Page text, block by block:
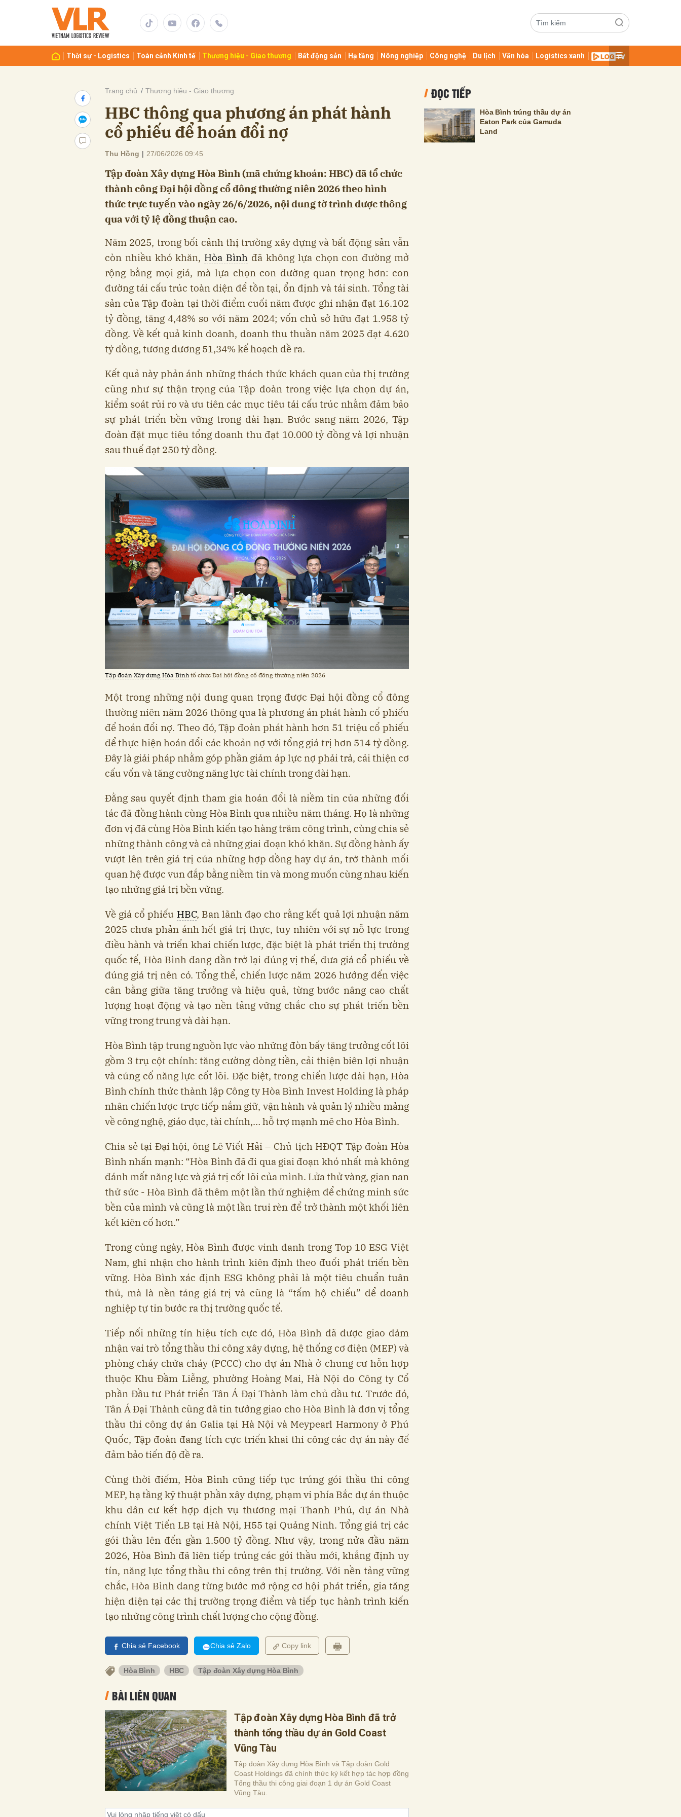
Thời sự - Logistics Toàn cảnh Kinh tế Thương hiệu - Giao thương Bất động sản Hạ tầng Nông nghiệp Công nghệ Du lịch Văn hóa Logistics xanh
Trang chủ Thương hiệu - Giao thương
HBC thông qua phương án phát hành
cổ phiếu để hoán đổi nợ
Thu Hồng | 27/06/2026 09:45
Tập đoàn Xây dựng Hòa Bình (mã chứng khoán: HBC) đã tổ chức
thành công Đại hội đồng cổ đông thường niên 2026 theo hình
thức trực tuyến vào ngày 26/6/2026, nội dung tờ trình được thông
qua với tỷ lệ đồng thuận cao.
Năm 2025, trong bối cảnh thị trường xây dựng và bất động sản vẫn
còn nhiều khó khăn, Hòa Bình đã không lựa chọn con đường mở
rộng bằng mọi giá, mà lựa chọn con đường quan trọng hơn: con
đường tái cấu trúc toàn diện để tồn tại, ổn định và tái sinh. Tổng tài
sản của Tập đoàn tại thời điểm cuối năm được ghi nhận đạt 16.102
tỷ đồng, tăng 4,48% so với năm 2024; vốn chủ sở hữu đạt 1.958 tỷ
đồng. Về kết quả kinh doanh, doanh thu thuần năm 2025 đạt 4.620
tỷ đồng, tương đương 51,34% kế hoạch đề ra.
Kết quả này phản ánh những thách thức khách quan của thị trường
cũng như sự thận trọng của Tập đoàn trong việc lựa chọn dự án,
kiểm soát rủi ro và ưu tiên các mục tiêu tái cấu trúc nhằm đảm bảo
sự phát triển bền vững trong dài hạn. Bước sang năm 2026, Tập
đoàn đặt mục tiêu tổng doanh thu đạt 10.000 tỷ đồng và lợi nhuận
sau thuế đạt 250 tỷ đồng.
Tập đoàn Xây dựng Hòa Bình tổ chức Đại hội đồng cổ đông thường niên 2026
Một trong những nội dung quan trọng được Đại hội đồng cổ đông
thường niên năm 2026 thông qua là phương án phát hành cổ phiếu
để hoán đổi nợ. Theo đó, Tập đoàn phát hành hơn 51 triệu cổ phiếu
để thực hiện hoán đổi các khoản nợ với tổng giá trị hơn 514 tỷ đồng.
Đây là giải pháp nhằm góp phần giảm áp lực nợ phải trả, cải thiện cơ
cấu vốn và tăng cường năng lực tài chính trong dài hạn.
Đằng sau quyết định tham gia hoán đổi là niềm tin của những đối
tác đã đồng hành cùng Hòa Bình qua nhiều năm tháng. Họ là những
đơn vị đã cùng Hòa Bình kiến tạo hàng trăm công trình, cùng chia sẻ
những thành công và cả những giai đoạn khó khăn. Sự đồng hành ấy
vượt lên trên giá trị của những hợp đồng hay dự án, trở thành mối
quan hệ được vun đắp bằng niềm tin và mong muốn cùng nhau kiến
tạo những giá trị bền vững.
Về giá cổ phiếu HBC, Ban lãnh đạo cho rằng kết quả lợi nhuận năm
2025 chưa phản ánh hết giá trị thực, tuy nhiên với sự nỗ lực trong
điều hành và triển khai chiến lược, đặc biệt là phát triển thị trường
quốc tế, Hòa Bình đang dần trở lại đúng vị thế, đưa giá cổ phiếu về
đúng giá trị nên có. Tổng thể, chiến lược năm 2026 hướng đến việc
cân bằng giữa tăng trưởng và hiệu quả, từng bước nâng cao chất
lượng hoạt động và tạo nền tảng vững chắc cho sự phát triển bền
vững trong trung và dài hạn.
Hòa Bình tập trung nguồn lực vào những đòn bẩy tăng trưởng cốt lõi
gồm 3 trụ cột chính: tăng cường dòng tiền, cải thiện biên lợi nhuận
và củng cố năng lực cốt lõi. Đặc biệt, trong chiến lược dài hạn, Hòa
Bình chính thức thành lập Công ty Hòa Bình Invest Holding là pháp
nhân chiến lược trực tiếp nắm giữ, vận hành và quản lý nhiều mảng
về công nghệ, giáo dục, tài chính,… hỗ trợ mạnh mẽ cho Hòa Bình.
Chia sẻ tại Đại hội, ông Lê Viết Hải – Chủ tịch HĐQT Tập đoàn Hòa
Bình nhấn mạnh: “Hòa Bình đã đi qua giai đoạn khó nhất mà không
đánh mất năng lực và giá trị cốt lõi của mình. Lửa thử vàng, gian nan
thử sức - Hòa Bình đã thêm một lần thử nghiệm để chứng minh sức
bền của mình và cũng là một lần trui rèn để trở thành một khối liên
kết kiên cố hơn.”
Trong cùng ngày, Hòa Bình được vinh danh trong Top 10 ESG Việt
Nam, ghi nhận cho hành trình kiên định theo đuổi phát triển bền
vững. Hòa Bình xác định ESG không phải là một tiêu chuẩn tuân
thủ, mà là nền tảng giá trị và cũng là “tấm hộ chiếu” để doanh
nghiệp tự tin bước ra thị trường quốc tế.
Tiếp nối những tín hiệu tích cực đó, Hòa Bình đã được giao đảm
nhận vai trò tổng thầu thi công xây dựng, hệ thống cơ điện (MEP) và
phòng cháy chữa cháy (PCCC) cho dự án Nhà ở chung cư hỗn hợp
thuộc Khu Đầm Liễng, phường Hoàng Mai, Hà Nội do Công ty Cổ
phần Đầu tư Phát triển Tân Á Đại Thành làm chủ đầu tư. Trước đó,
Tân Á Đại Thành cũng đã tin tưởng giao cho Hòa Bình là đơn vị tổng
thầu thi công dự án Galia tại Hà Nội và Meypearl Harmony ở Phú
Quốc, Tập đoàn đang tích cực triển khai thi công các dự án này để
đảm bảo tiến độ đề ra.
Cùng thời điểm, Hòa Bình cũng tiếp tục trúng gói thầu thi công
MEP, hạ tầng kỹ thuật phần xây dựng, phạm vi phía Bắc dự án thuộc
khu dân cư kết hợp dịch vụ thương mại Thanh Phú, dự án Nhà
chính Việt Tiến LB tại Hà Nội, H55 tại Quảng Ninh. Tổng giá trị các
gói thầu lên đến gần 1.500 tỷ đồng. Như vậy, trong nửa đầu năm
2026, Hòa Bình đã liên tiếp trúng các gói thầu mới, khẳng định uy
tín, năng lực tổng thầu thi công trên thị trường. Với nền tảng vững
chắc, Hòa Bình đang từng bước mở rộng cơ hội phát triển, gia tăng
hiện diện tại các thị trường trọng điểm và tiếp tục hành trình kiến
tạo những công trình chất lượng cho cộng đồng.
Chia sẻ Facebook Chia sẻ Zalo Copy link
Hòa Bình HBC Tập đoàn Xây dựng Hòa Bình
BÀI LIÊN QUAN
Tập đoàn Xây dựng Hòa Bình đã trở
thành tổng thầu dự án Gold Coast
Vũng Tàu
Tập đoàn Xây dựng Hòa Bình và Tập đoàn Gold
Coast Holdings đã chính thức ký kết hợp tác hợp đồng
Tổng thầu thi công giai đoạn 1 dự án Gold Coast
Vũng Tàu.
ĐỌC TIẾP
Hòa Bình trúng thầu dự án
Eaton Park của Gamuda
Land
Gửi bình luận